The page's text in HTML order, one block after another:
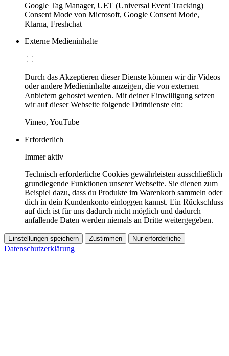
Google Tag Manager, UET (Universal Event Tracking)
Consent Mode von Microsoft, Google Consent Mode,
Klarna, Freshchat
Externe Medieninhalte
Durch das Akzeptieren dieser Dienste können wir dir Videos
oder andere Medieninhalte anzeigen, die von externen
Anbietern gehostet werden. Mit deiner Einwilligung setzen
wir auf dieser Webseite folgende Drittdienste ein:
Vimeo, YouTube
Erforderlich
Immer aktiv
Technisch erforderliche Cookies gewährleisten ausschließlich
grundlegende Funktionen unserer Webseite. Sie dienen zum
Beispiel dazu, dass du Produkte im Warenkorb sammeln oder
dich in dein Kundenkonto einloggen kannst. Ein Rückschluss
auf dich ist für uns dadurch nicht möglich und dadurch
anfallende Daten werden niemals an Dritte weitergegeben.
Einstellungen speichern Zustimmen Nur erforderliche
Datenschutzerklärung